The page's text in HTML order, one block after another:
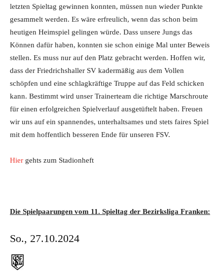
letzten Spieltag gewinnen konnten, müssen nun wieder Punkte
gesammelt werden. Es wäre erfreulich, wenn das schon beim
heutigen Heimspiel gelingen würde. Dass unsere Jungs das
Können dafür haben, konnten sie schon einige Mal unter Beweis
stellen. Es muss nur auf den Platz gebracht werden. Hoffen wir,
dass der Friedrichshaller SV kadermäßig aus dem Vollen
schöpfen und eine schlagkräftige Truppe auf das Feld schicken
kann. Bestimmt wird unser Trainerteam die richtige Marschroute
für einen erfolgreichen Spielverlauf ausgetüftelt haben. Freuen
wir uns auf ein spannendes, unterhaltsames und stets faires Spiel
mit dem hoffentlich besseren Ende für unseren FSV.
Hier gehts zum Stadionheft
Die Spielpaarungen vom 11. Spieltag der Bezirksliga Franken:
So., 27.10.2024